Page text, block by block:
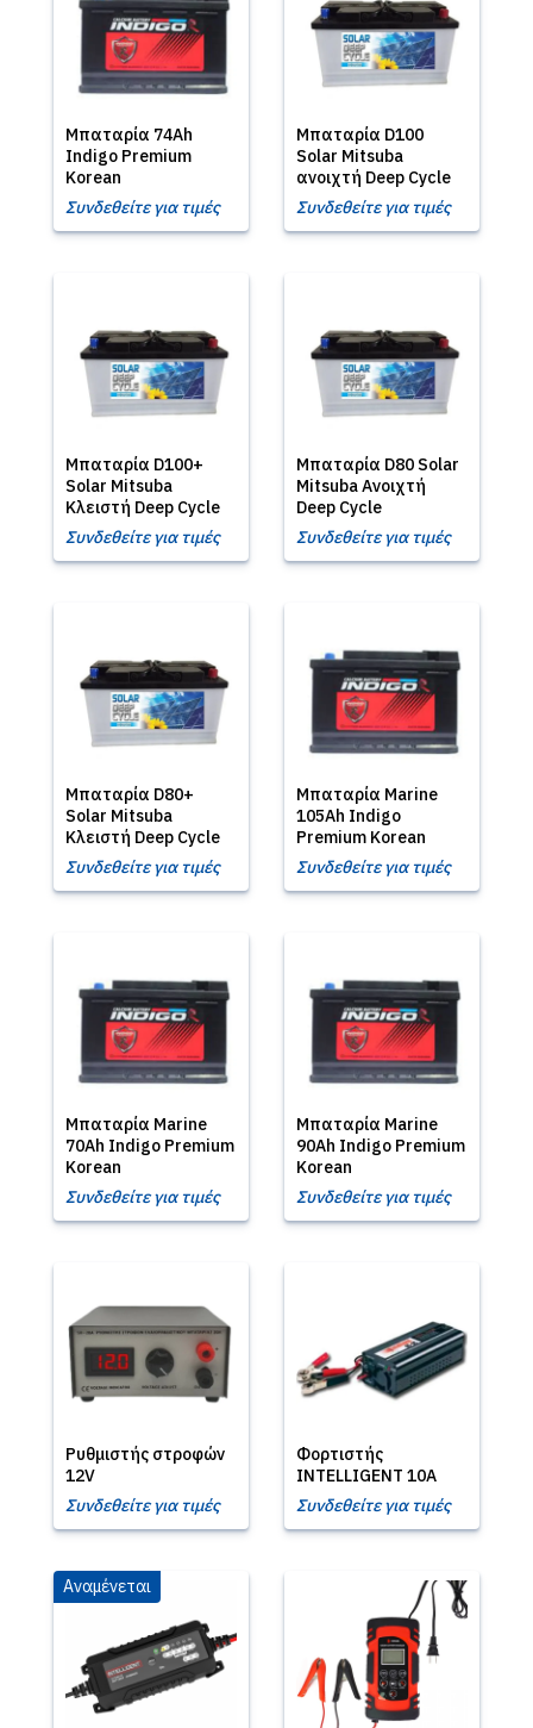
Μπαταρία 74Ah
Indigo Premium
Korean
Συνδεθείτε για τιμές
Μπαταρία D100
Solar Mitsuba
ανοιχτή Deep Cycle
Συνδεθείτε για τιμές
Μπαταρία D100+
Solar Mitsuba
Κλειστή Deep Cycle
Συνδεθείτε για τιμές
Μπαταρία D80 Solar
Mitsuba Aνοιχτή
Deep Cycle
Συνδεθείτε για τιμές
Μπαταρία D80+
Solar Mitsuba
Κλειστή Deep Cycle
Συνδεθείτε για τιμές
Μπαταρία Marine
105Ah Indigo
Premium Korean
Συνδεθείτε για τιμές
Μπαταρία Marine
70Ah Indigo Premium
Korean
Συνδεθείτε για τιμές
Μπαταρία Marine
90Ah Indigo Premium
Korean
Συνδεθείτε για τιμές
Ρυθμιστής στροφών
12V
Συνδεθείτε για τιμές
Φορτιστής
INTELLIGENT 10A
Συνδεθείτε για τιμές
Αναμένεται